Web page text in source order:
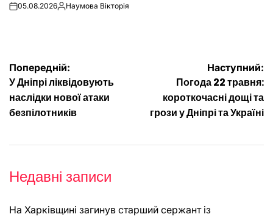
on05.08.2026Опубліковано
Наумова Вікторія
Навігація
записів
Попередній:
У Дніпрі ліквідовують
наслідки нової атаки
безпілотників
Наступний:
Погода 22 травня:
короткочасні дощі та
грози у Дніпрі та Україні
Недавні записи
На Харківщині загинув старший сержант із